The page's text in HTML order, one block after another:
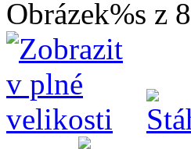
Obrázek%s z 8